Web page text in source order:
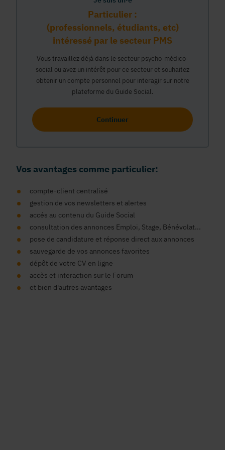
Particulier :
(professionnels, étudiants, etc)
intéressé par le secteur PMS
Vous travaillez déjà dans le secteur psycho-médico-
social ou avez un intérêt pour ce secteur et souhaitez
obtenir un compte personnel pour interagir sur notre
plateforme du Guide Social.
Continuer
Vos avantages comme particulier:
compte-client centralisé
gestion de vos newsletters et alertes
accés au contenu du Guide Social
consultation des annonces Emploi, Stage, Bénévolat...
pose de candidature et réponse direct aux annonces
sauvegarde de vos annonces favorites
dépôt de votre CV en ligne
accès et interaction sur le Forum
et bien d'autres avantages